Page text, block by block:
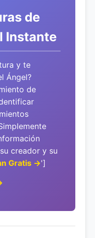
de
Instante
y te
Ángel?
de
creador y su
Gratis →']